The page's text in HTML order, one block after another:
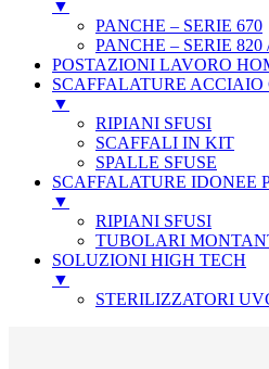
▼
PANCHE – SERIE 670
PANCHE – SERIE 820
POSTAZIONI LAVORO
SCAFFALATURE
▼
RIPIANI SFUSI
SCAFFALI IN KIT
SPALLE SFUSE
SCAFFALATURE IDONEE
▼
RIPIANI SFUSI
TUBOLARI
SOLUZIONI HIGH TECH
▼
STERILIZZATORI